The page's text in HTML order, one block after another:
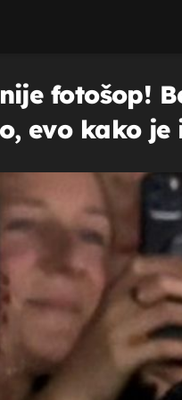
fotošop!
evo kako je